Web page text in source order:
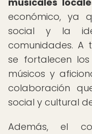
económico, ya
social y la
comunidades. A
se fortalecen
músicos y
colaboración
social y cultural
Además, el